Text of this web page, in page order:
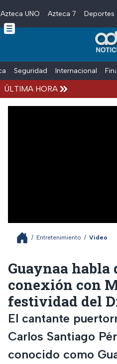
Skip to main content
Azteca UNO Azteca 7 Deportes
Seguridad Internacional
ÚLTIMA HORA
/ Entretenimiento / Video
Guaynaa habla
conexión con
festividad del
El cantante
Carlos Santiago
conocido como